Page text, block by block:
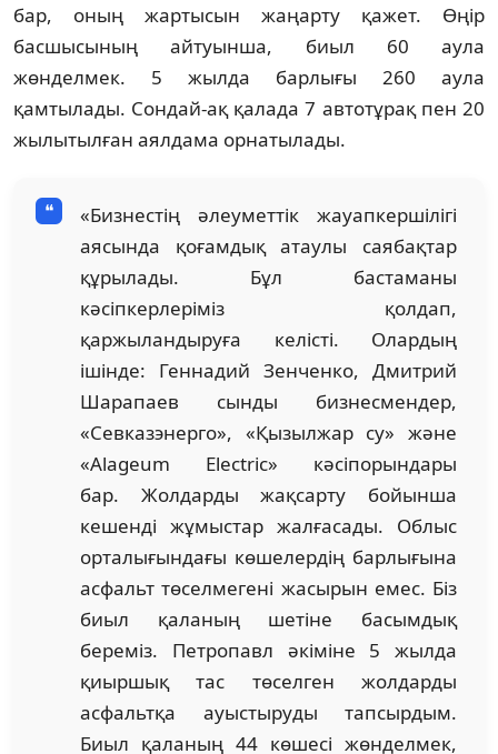
бар, оның жартысын жаңарту қажет. Өңір
басшысының айтуынша, биыл 60 аула
жөнделмек. 5 жылда барлығы 260 аула
қамтылады. Сондай-ақ қалада 7 автотұрақ пен 20
жылытылған аялдама орнатылады.
«Бизнестің әлеуметтік жауапкершілігі
аясында қоғамдық атаулы саябақтар
құрылады. Бұл бастаманы
кәсіпкерлеріміз қолдап,
қаржыландыруға келісті. Олардың
ішінде: Геннадий Зенченко, Дмитрий
Шарапаев сынды бизнесмендер,
«Севказэнерго», «Қызылжар су» және
«Alageum Electric» кәсіпорындары
бар. Жолдарды жақсарту бойынша
кешенді жұмыстар жалғасады. Облыс
орталығындағы көшелердің барлығына
асфальт төселмегені жасырын емес. Біз
биыл қаланың шетіне басымдық
береміз. Петропавл әкіміне 5 жылда
қиыршық тас төселген жолдарды
асфальтқа ауыстыруды тапсырдым.
Биыл қаланың 44 көшесі жөнделмек,